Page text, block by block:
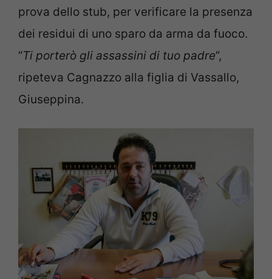
prova dello stub, per verificare la presenza
dei residui di uno sparo da arma da fuoco.
“Ti porterò gli assassini di tuo padre”,
ripeteva Cagnazzo alla figlia di Vassallo,
Giuseppina.